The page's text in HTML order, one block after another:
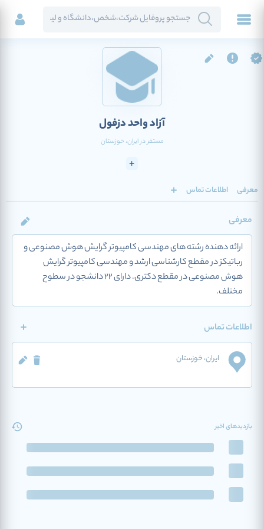
آزاد واحد دزفول
مستقر درایران، خوزستان
معرفی اطلاعات تماس
معرفی
ارائه دهنده رشته های مهندسی کامپیوتر گرایش هوش مصنوعی و
رباتیکز در مقطع کارشناسی ارشد و مهندسی کامپیوتر گرایش
هوش مصنوعی در مقطع دکتری. دارای 22 دانشجو در سطوح
مختلف.
اطلاعات تماس
ایران، خوزستان
بازدیدهای اخیر